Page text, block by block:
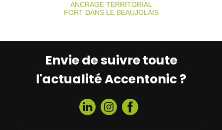
ANCRAGE TERRITORIAL
FORT DANS LE BEAUJOLAIS
Envie de suivre toute
l'actualité Accentonic ?